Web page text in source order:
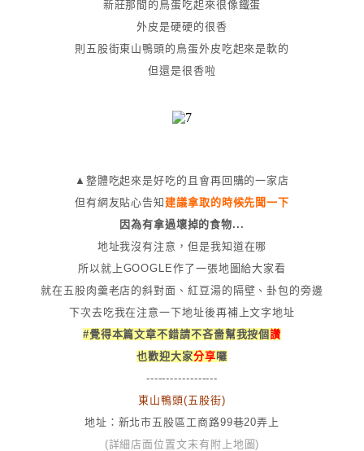
新莊那間的鳥蛋吃起來很像鐵蛋
外皮是硬硬的很香
則五股街東山鴨頭的鳥蛋外皮吃起來是軟的
但還是很香啦
▲整體吃起來是好吃的且會再回購的一家店
但有網友貼心告知建議拿取的時候先聞一下
因為有拿過壞掉的食物...
地址我沒有注意，但是我知道在哪
所以就上GOOGLE作了一張地圖給大家看
就在五股肉羹老店的斜對面、紅豆湯的隔壁、卦包的旁邊
下次去吃我在注意一下地址後再補上文字地址
#覺得本篇文章不錯請不吝嗇幫我按個讚
也歡迎大家分享 囉
------------------
東山鴨頭(五股街)
地址：新北市五股區工商路99巷20弄上
(詳細店面位置文末有附上地圖)